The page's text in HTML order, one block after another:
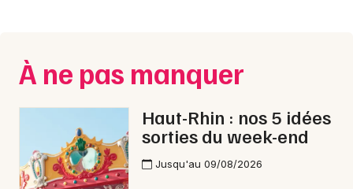
Spectacles
Concerts
Sports
Soirées
Nantes
Nice
Strasbourg
À ne pas manquer
Haut-Rhin : nos 5 idées
sorties du week-end
Jusqu'au 09/08/2026